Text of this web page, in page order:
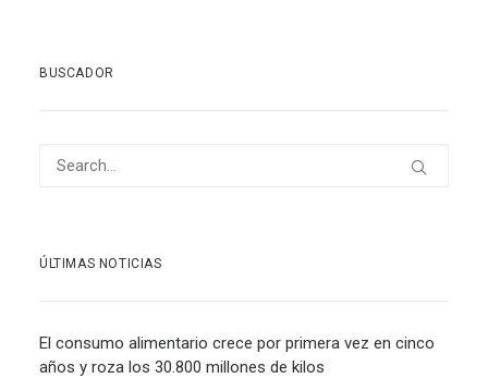
BUSCADOR
ÚLTIMAS NOTICIAS
El consumo alimentario crece por primera vez en cinco
años y roza los 30.800 millones de kilos